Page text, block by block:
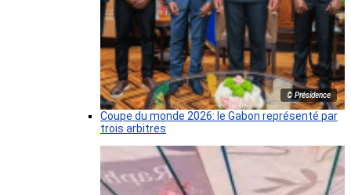
© Présidence
Coupe du monde 2026: le Gabon représenté par
trois arbitres